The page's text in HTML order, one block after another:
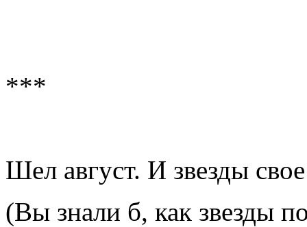
***
Шел август. И звезды
(Вы знали б, как звезды